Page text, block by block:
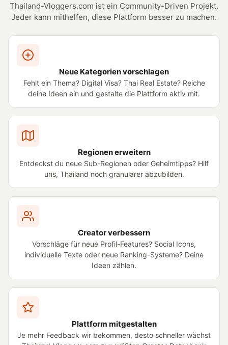
Thailand-Vloggers.com ist ein Community-Driven Projekt.
Jeder kann mithelfen, diese Plattform besser zu machen.
Neue Kategorien vorschlagen
Fehlt ein Thema? Digital Visa? Thai Real Estate? Reiche
deine Ideen ein und gestalte die Plattform aktiv mit.
Regionen erweitern
Entdeckst du neue Sub-Regionen oder Geheimtipps? Hilf
uns, Thailand noch granularer abzubilden.
Creator verbessern
Vorschläge für neue Profil-Features? Social Icons,
individuelle Texte oder neue Ranking-Systeme? Deine
Ideen zählen.
Plattform mitgestalten
Je mehr Feedback wir bekommen, desto schneller wächst